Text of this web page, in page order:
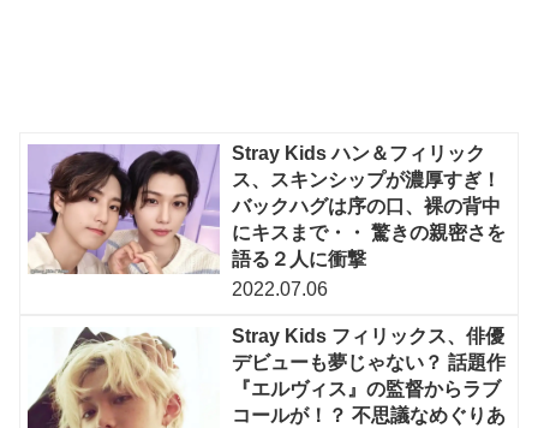
Stray Kids ハン＆フィリック
ス、スキンシップが濃厚すぎ！
バックハグは序の口、裸の背中
にキスまで・・ 驚きの親密さを
語る２人に衝撃
2022.07.06
Stray Kids フィリックス、俳優
デビューも夢じゃない？ 話題作
『エルヴィス』の監督からラブ
コールが！？ 不思議なめぐりあ